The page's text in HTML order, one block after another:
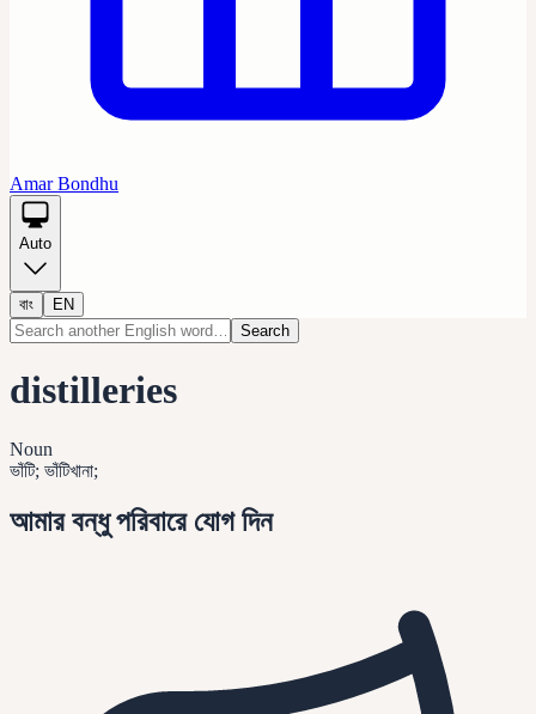
Amar Bondhu
Auto
বাং
EN
Search
distilleries
Noun
ভাঁটি; ভাঁটিখানা;
আমার বন্ধু পরিবারে যোগ দিন